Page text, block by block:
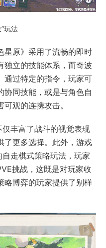
玩法
星原》采用了流畅的即时
独立的技能体系，而奇波
通过特定的指令，玩家可
协同技能，或是与角色自
观的连携攻击。
仅丰富了战斗的视觉表现
了更多选择。此外，游戏
走棋式策略玩法，玩家
挑战，这既是对玩家收
略博弈的玩家提供了别样